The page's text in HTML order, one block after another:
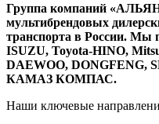
Группа компаний
мультибрендовых
транспорта в России. Мы
ISUZU, Toyota-HINO,
DAEWOO, DONGFENG,
КАМАЗ КОМПАС.
Наши ключевые